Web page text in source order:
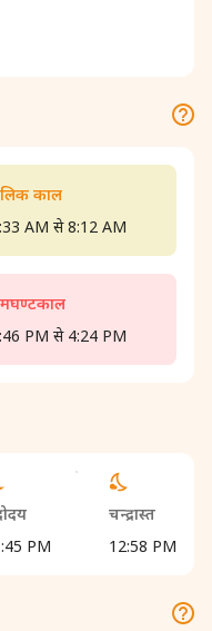
काल
AM से 8:12 AM
PM से 4:24 PM
PM
चन्द्रास्त
12:58 PM